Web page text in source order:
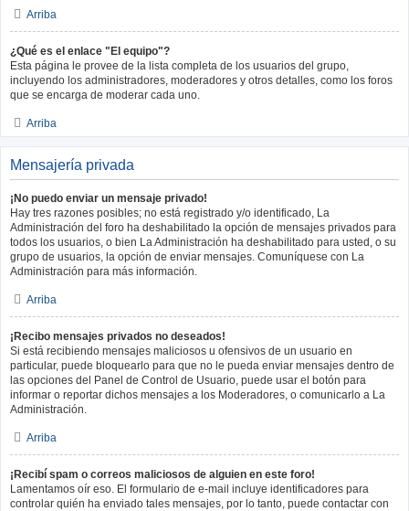
Arriba
¿Qué es el enlace "El equipo"?
Esta página le provee de la lista completa de los usuarios del grupo,
incluyendo los administradores, moderadores y otros detalles, como los foros
que se encarga de moderar cada uno.
Arriba
Mensajería privada
¡No puedo enviar un mensaje privado!
Hay tres razones posibles; no está registrado y/o identificado, La
Administración del foro ha deshabilitado la opción de mensajes privados para
todos los usuarios, o bien La Administración ha deshabilitado para usted, o su
grupo de usuarios, la opción de enviar mensajes. Comuníquese con La
Administración para más información.
Arriba
¡Recibo mensajes privados no deseados!
Si está recibiendo mensajes maliciosos u ofensivos de un usuario en
particular, puede bloquearlo para que no le pueda enviar mensajes dentro de
las opciones del Panel de Control de Usuario, puede usar el botón para
informar o reportar dichos mensajes a los Moderadores, o comunicarlo a La
Administración.
Arriba
¡Recibí spam o correos maliciosos de alguien en este foro!
Lamentamos oír eso. El formulario de e-mail incluye identificadores para
controlar quién ha enviado tales mensajes, por lo tanto, puede contactar con